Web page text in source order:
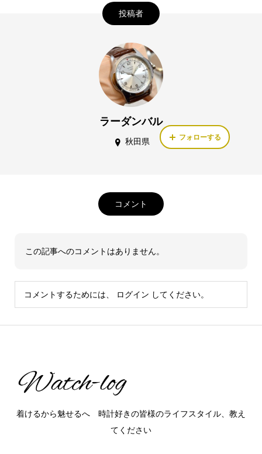
投稿者
ラーダンバル
秋田県 フォローする
コメント
この記事へのコメントはありません。
コメントするためには、 ログイン してください。
着けるから魅せるへ 時計好きの皆様のライフスタイル、教え
てください